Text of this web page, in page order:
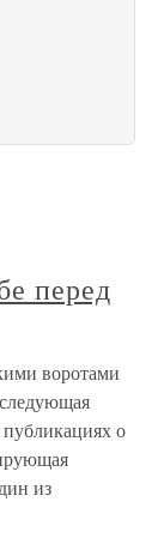
перед
воротами
о
из